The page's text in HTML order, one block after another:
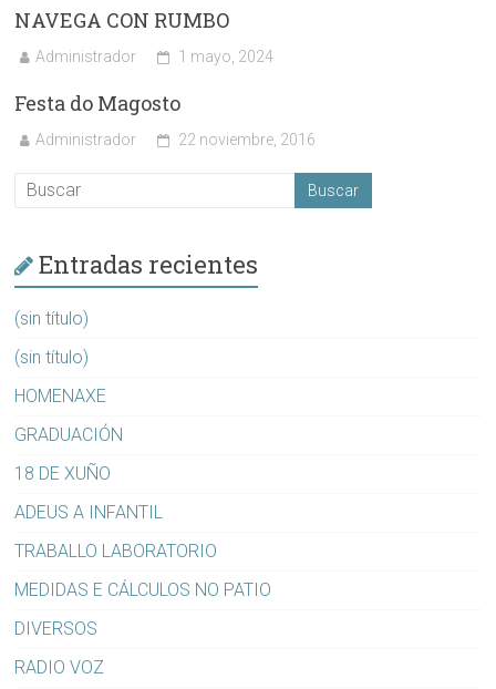
NAVEGA CON RUMBO
Administrador 1 mayo, 2024
Festa do Magosto
Administrador 22 noviembre, 2016
Entradas recientes
(sin título)
(sin título)
HOMENAXE
GRADUACIÓN
18 DE XUÑO
ADEUS A INFANTIL
TRABALLO LABORATORIO
MEDIDAS E CÁLCULOS NO PATIO
DIVERSOS
RADIO VOZ